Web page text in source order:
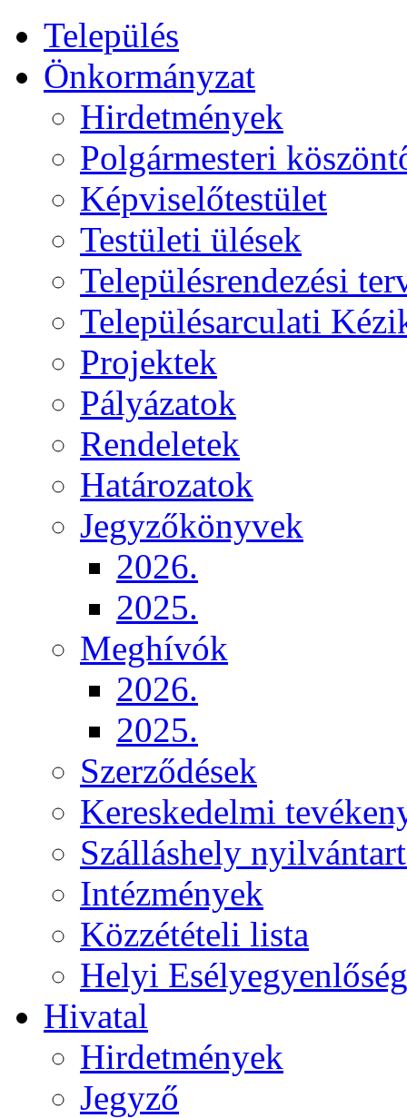
Település
Önkormányzat
Hirdetmények
Polgármesteri
Képviselőtestület
Testületi ülések
Településrendezési
Településarculati
Projektek
Pályázatok
Rendeletek
Határozatok
Jegyzőkönyvek
2026.
2025.
Meghívók
2026.
2025.
Szerződések
Kereskedelmi
Szálláshely
Intézmények
Közzétételi lista
Helyi
Hivatal
Hirdetmények
Jegyző